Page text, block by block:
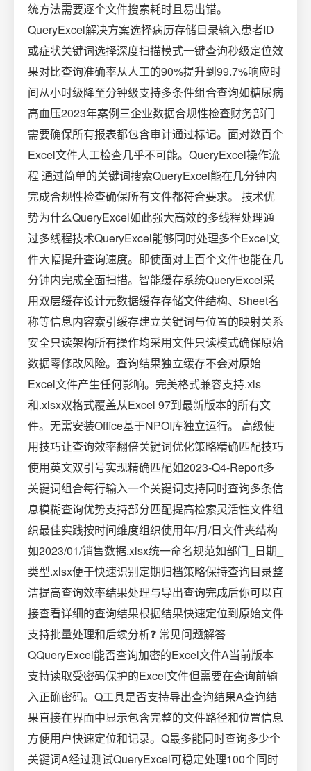
统方法需要逐个文件搜索耗时且易出错。
QueryExcel解决方案选择病历存储目录输入患者ID
或症状关键词选择深度扫描模式一键查询秒级定位效
果对比查询准确率从人工的90%提升到99.7%响应时
间从小时级降至分钟级支持多条件组合查询如糖尿病
高血压2023年案例三企业数据合规性检查财务部门
需要确保所有报表都包含审计通过标记。面对数百个
Excel文件人工检查几乎不可能。QueryExcel操作流
程 通过简单的关键词搜索QueryExcel能在几分钟内
完成合规性检查确保所有文件都符合要求。 技术优
势为什么QueryExcel如此强大高效的多线程处理通
过多线程技术QueryExcel能够同时处理多个Excel文
件大幅提升查询速度。即使面对上百个文件也能在几
分钟内完成全面扫描。智能缓存系统QueryExcel采
用双层缓存设计元数据缓存存储文件结构、Sheet名
称等信息内容索引缓存建立关键词与位置的映射关系
安全只读架构所有操作均采用文件只读模式确保原始
数据零修改风险。查询结果独立缓存不会对原始
Excel文件产生任何影响。完美格式兼容支持.xls
和.xlsx双格式覆盖从Excel 97到最新版本的所有文
件。无需安装Office基于NPOI库独立运行。️ 高级使
用技巧让查询效率翻倍关键词优化策略精确匹配技巧
使用英文双引号实现精确匹配如2023-Q4-Report多
关键词组合每行输入一个关键词支持同时查询多条信
息模糊查询优势支持部分匹配提高检索灵活性文件组
织最佳实践按时间维度组织使用年/月/日文件夹结构
如2023/01/销售数据.xlsx统一命名规范如部门_日期_
类型.xlsx便于快速识别定期归档策略保持查询目录整
洁提高查询效率结果处理与导出查询完成后你可以直
接查看详细的查询结果根据结果快速定位到原始文件
支持批量处理和后续分析❓ 常见问题解答
QQueryExcel能否查询加密的Excel文件A当前版本
支持读取受密码保护的Excel文件但需要在查询前输
入正确密码。Q工具是否支持导出查询结果A查询结
果直接在界面中显示包含完整的文件路径和位置信息
方便用户快速定位和记录。Q最多能同时查询多少个
关键词A经过测试QueryExcel可稳定处理100个同时